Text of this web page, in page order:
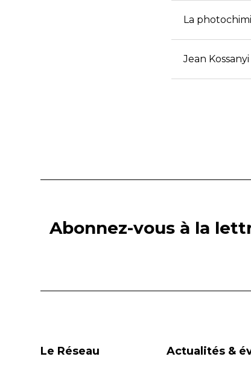
La
Jean
Abonnez-vous à la
Le Réseau Actualités &